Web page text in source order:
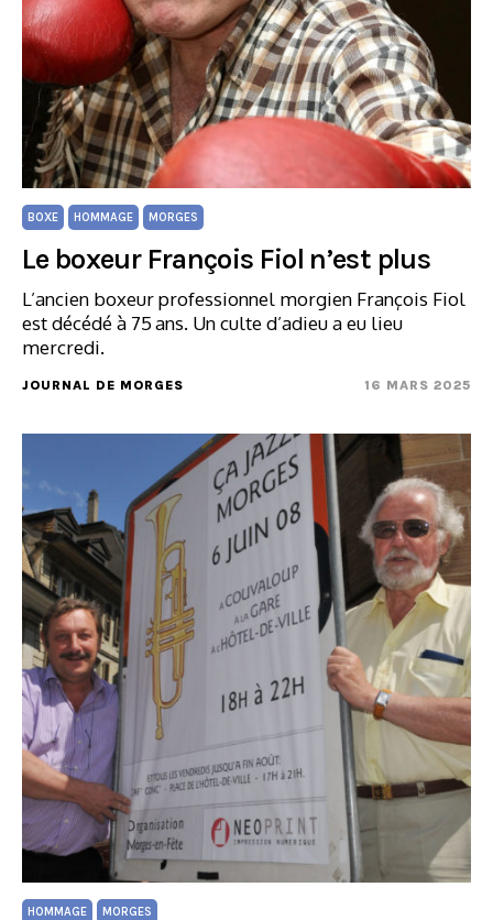
BOXE HOMMAGE MORGES
Le boxeur François Fiol n’est plus
L’ancien boxeur professionnel morgien François Fiol
est décédé à 75 ans. Un culte d’adieu a eu lieu
mercredi.
JOURNAL DE MORGES 16 MARS 2025
HOMMAGE MORGES